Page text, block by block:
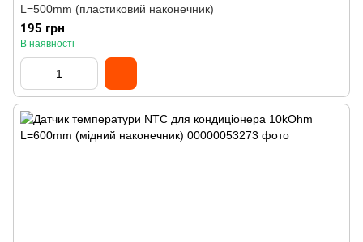
L=500mm (пластиковий наконечник)
195 грн
В наявності